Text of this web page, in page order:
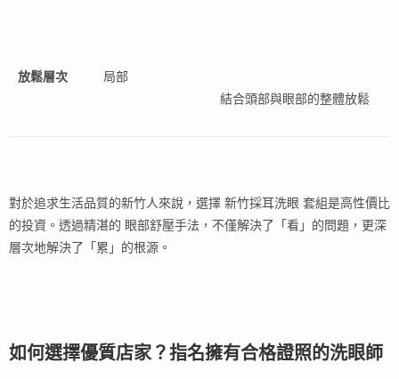
放鬆層次
局部
結合頭部與眼部的整體放鬆
對於追求生活品質的新竹人來說，選擇 新竹採耳洗眼 套組是高性價比
的投資。透過精湛的 眼部舒壓手法，不僅解決了「看」的問題，更深
層次地解決了「累」的根源。
如何選擇優質店家？指名擁有合格證照的洗眼師